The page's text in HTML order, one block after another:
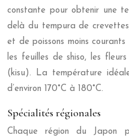
constante pour obtenir une
delà du tempura de
et de poissons moins
les feuilles de shiso, les
(kisu). La température
d’environ 170°C à 180°C.
Spécialités régionales
Chaque région du Japon